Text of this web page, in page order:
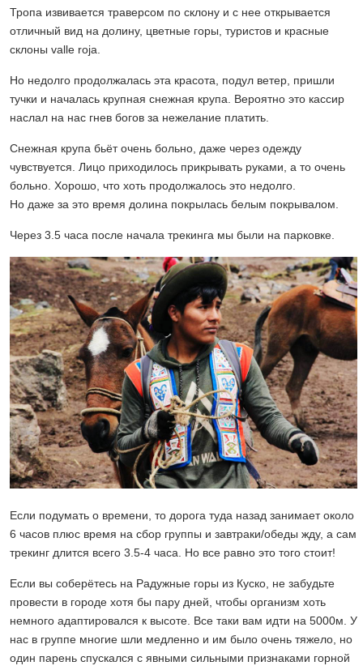
Тропа извивается траверсом по склону и с нее открывается
отличный вид на долину, цветные горы, туристов и красные
склоны valle roja.
Но недолго продолжалась эта красота, подул ветер, пришли
тучки и началась крупная снежная крупа. Вероятно это кассир
наслал на нас гнев богов за нежелание платить.
Снежная крупа бьёт очень больно, даже через одежду
чувствуется. Лицо приходилось прикрывать руками, а то очень
больно. Хорошо, что хоть продолжалось это недолго.
Но даже за это время долина покрылась белым покрывалом.
Через 3.5 часа после начала трекинга мы были на парковке.
Если подумать о времени, то дорога туда назад занимает около
6 часов плюс время на сбор группы и завтраки/обеды жду, а сам
трекинг длится всего 3.5-4 часа. Но все равно это того стоит!
Если вы соберётесь на Радужные горы из Куско, не забудьте
провести в городе хотя бы пару дней, чтобы организм хоть
немного адаптировался к высоте. Все таки вам идти на 5000м. У
нас в группе многие шли медленно и им было очень тяжело, но
один парень спускался с явными сильными признаками горной